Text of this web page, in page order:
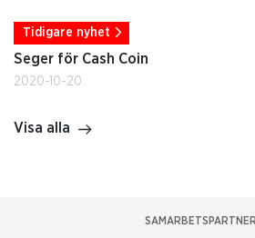
Tidigare nyhet
Seger för Cash Coin
2020-10-20
Visa alla